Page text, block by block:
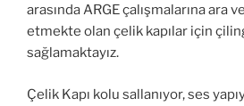
arasında ARGE çalışmalarına ara
etmekte olan çelik kapılar için
sağlamaktayız.
Çelik Kapı kolu sallanıyor, ses